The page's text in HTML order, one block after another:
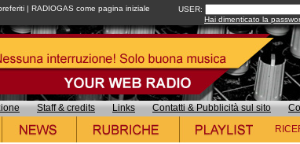
| RADIOGAS come pagina iniziale USER:
Hai dimenticato la
Staff & credits Links Contatti & Pubblicità sul sito